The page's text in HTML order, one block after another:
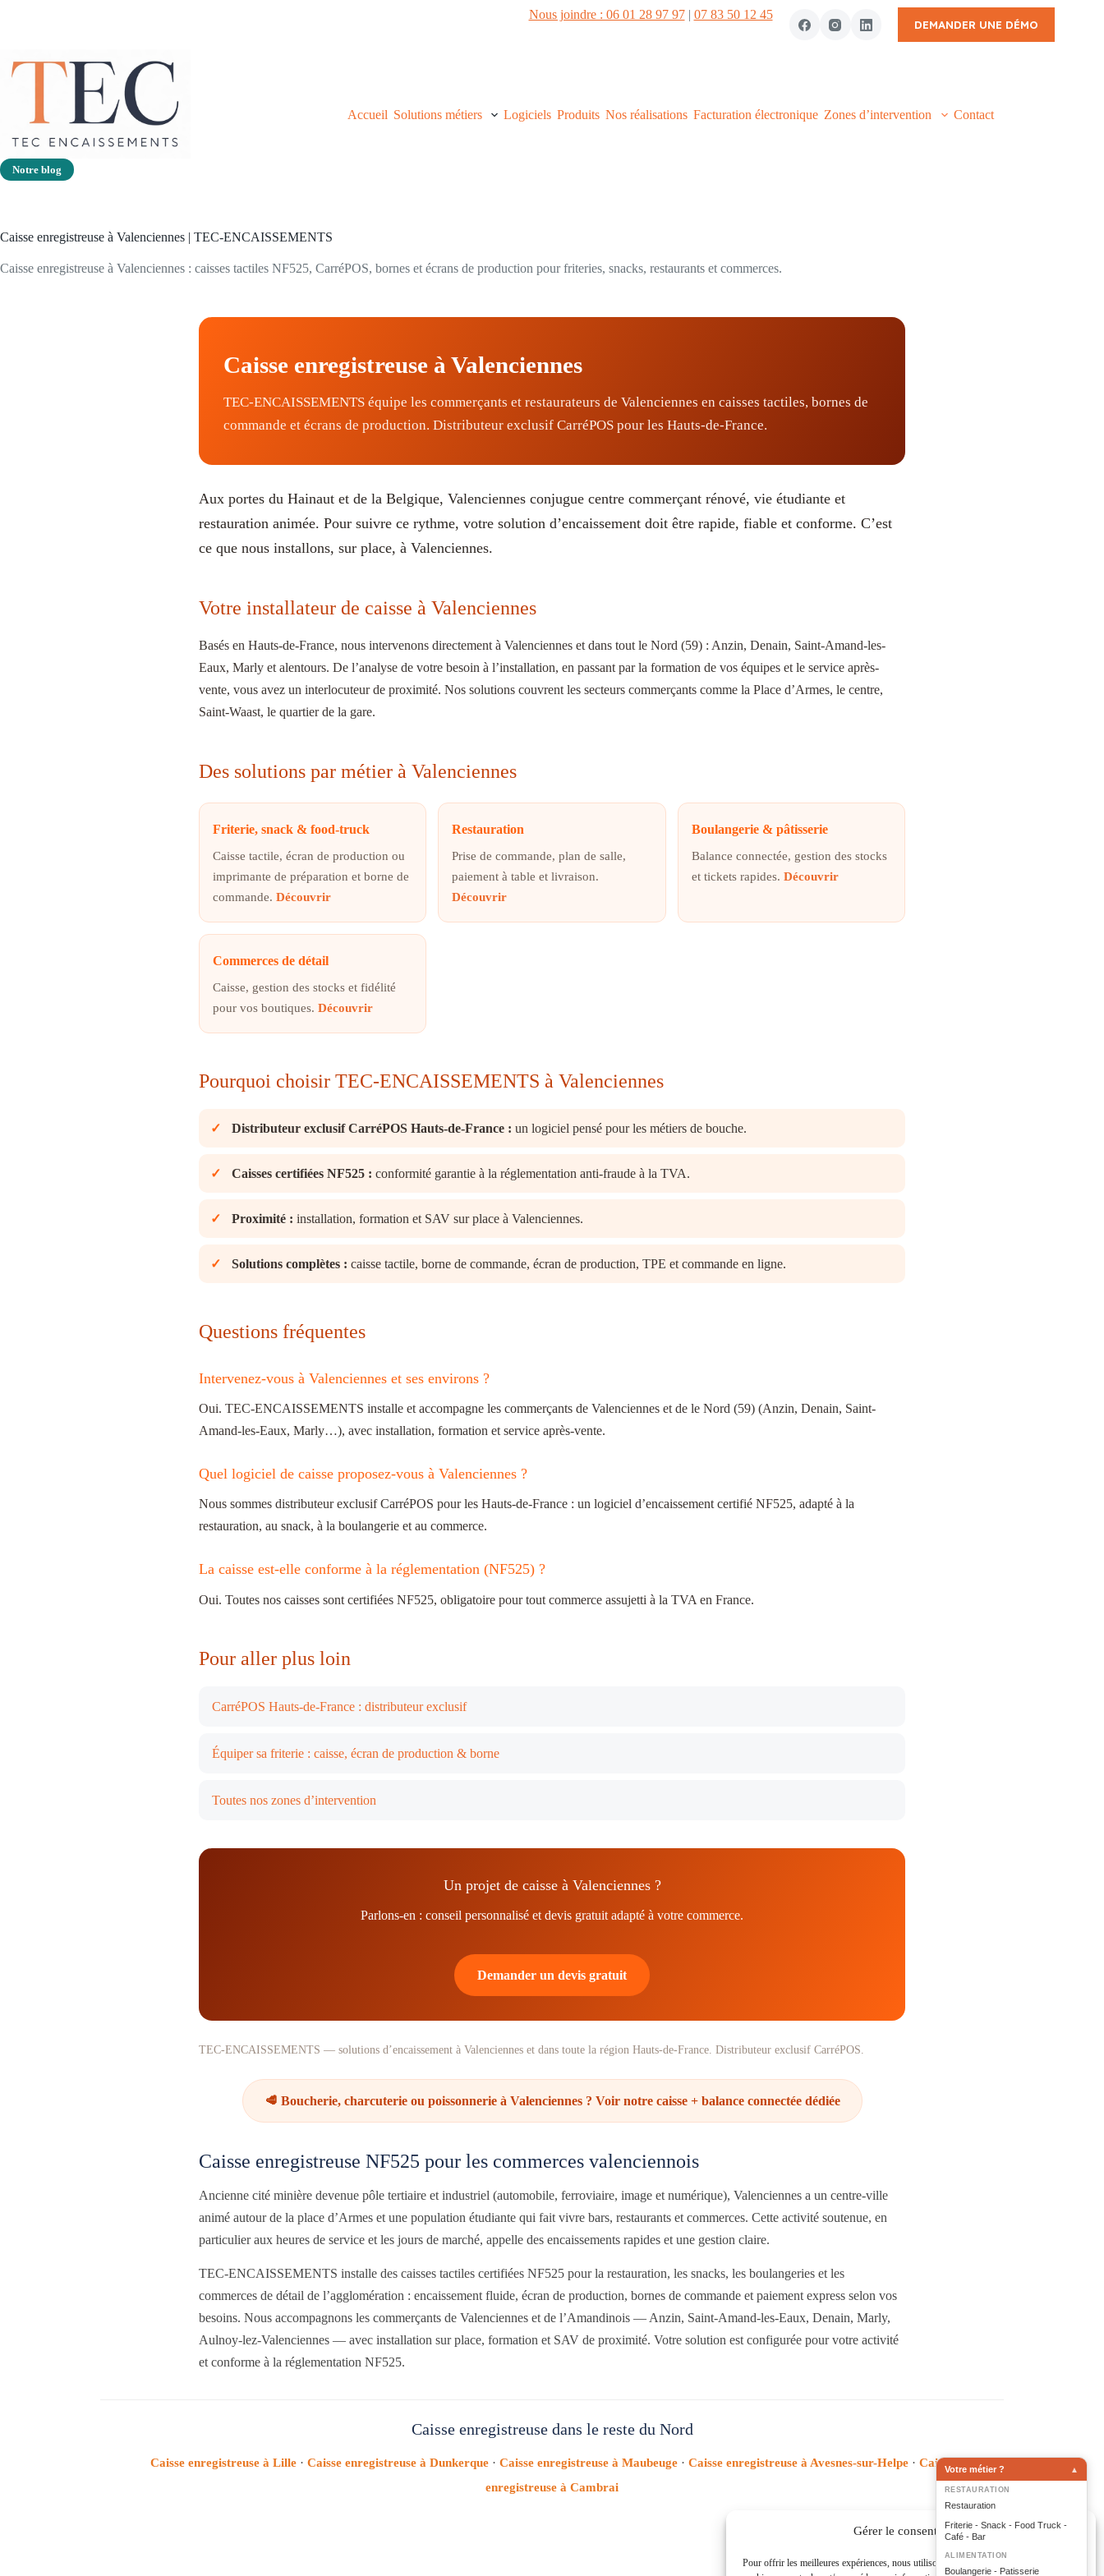
Gérer le consentement
Pour offrir les meilleures expériences, nous utilisons des technologies telles que les
Nous joindre : 06 01 28 97 97| 07 83 50 12 45
DEMANDER UNE DÉMO
Notre blog
Accueil Solutions métiers Logiciels Produits Nos réalisations Facturation électronique Zones d’intervention Contact
Caisse enregistreuse à Valenciennes | TEC-ENCAISSEMENTS
Caisse enregistreuse à Valenciennes : caisses tactiles NF525, CarréPOS, bornes et écrans de production pour friteries, snacks, restaurants et commerces.
Caisse enregistreuse à Valenciennes
TEC-ENCAISSEMENTS équipe les commerçants et restaurateurs de Valenciennes en caisses tactiles, bornes de
commande et écrans de production. Distributeur exclusif CarréPOS pour les Hauts-de-France.
Aux portes du Hainaut et de la Belgique, Valenciennes conjugue centre commerçant rénové, vie étudiante et
restauration animée. Pour suivre ce rythme, votre solution d’encaissement doit être rapide, fiable et conforme. C’est
ce que nous installons, sur place, à Valenciennes.
Votre installateur de caisse à Valenciennes
Basés en Hauts-de-France, nous intervenons directement à Valenciennes et dans tout le Nord (59) : Anzin, Denain, Saint-Amand-les-
Eaux, Marly et alentours. De l’analyse de votre besoin à l’installation, en passant par la formation de vos équipes et le service après-
vente, vous avez un interlocuteur de proximité. Nos solutions couvrent les secteurs commerçants comme la Place d’Armes, le centre,
Saint-Waast, le quartier de la gare.
Des solutions par métier à Valenciennes
Friterie, snack & food-truck
Caisse tactile, écran de production ou
imprimante de préparation et borne de
commande. Découvrir
Restauration
Prise de commande, plan de salle,
paiement à table et livraison.
Découvrir
Boulangerie & pâtisserie
Balance connectée, gestion des stocks
et tickets rapides. Découvrir
Commerces de détail
Caisse, gestion des stocks et fidélité
pour vos boutiques. Découvrir
Pourquoi choisir TEC-ENCAISSEMENTS à Valenciennes
Distributeur exclusif CarréPOS Hauts-de-France : un logiciel pensé pour les métiers de bouche.
Caisses certifiées NF525 : conformité garantie à la réglementation anti-fraude à la TVA.
Proximité : installation, formation et SAV sur place à Valenciennes.
Solutions complètes : caisse tactile, borne de commande, écran de production, TPE et commande en ligne.
Questions fréquentes
Intervenez-vous à Valenciennes et ses environs ?
Oui. TEC-ENCAISSEMENTS installe et accompagne les commerçants de Valenciennes et de le Nord (59) (Anzin, Denain, Saint-
Amand-les-Eaux, Marly…), avec installation, formation et service après-vente.
Quel logiciel de caisse proposez-vous à Valenciennes ?
Nous sommes distributeur exclusif CarréPOS pour les Hauts-de-France : un logiciel d’encaissement certifié NF525, adapté à la
restauration, au snack, à la boulangerie et au commerce.
La caisse est-elle conforme à la réglementation (NF525) ?
Oui. Toutes nos caisses sont certifiées NF525, obligatoire pour tout commerce assujetti à la TVA en France.
Pour aller plus loin
CarréPOS Hauts-de-France : distributeur exclusif
Équiper sa friterie : caisse, écran de production & borne
Toutes nos zones d’intervention
Un projet de caisse à Valenciennes ?
Parlons-en : conseil personnalisé et devis gratuit adapté à votre commerce.
Demander un devis gratuit
TEC-ENCAISSEMENTS — solutions d’encaissement à Valenciennes et dans toute la région Hauts-de-France. Distributeur exclusif CarréPOS.
🥩 Boucherie, charcuterie ou poissonnerie à Valenciennes ? Voir notre caisse + balance connectée dédiée
Caisse enregistreuse NF525 pour les commerces valenciennois
Ancienne cité minière devenue pôle tertiaire et industriel (automobile, ferroviaire, image et numérique), Valenciennes a un centre-ville
animé autour de la place d’Armes et une population étudiante qui fait vivre bars, restaurants et commerces. Cette activité soutenue, en
particulier aux heures de service et les jours de marché, appelle des encaissements rapides et une gestion claire.
TEC-ENCAISSEMENTS installe des caisses tactiles certifiées NF525 pour la restauration, les snacks, les boulangeries et les
commerces de détail de l’agglomération : encaissement fluide, écran de production, bornes de commande et paiement express selon vos
besoins. Nous accompagnons les commerçants de Valenciennes et de l’Amandinois — Anzin, Saint-Amand-les-Eaux, Denain, Marly,
Aulnoy-lez-Valenciennes — avec installation sur place, formation et SAV de proximité. Votre solution est configurée pour votre activité
et conforme à la réglementation NF525.
Caisse enregistreuse dans le reste du Nord
Caisse enregistreuse à Lille · Caisse enregistreuse à Dunkerque · Caisse enregistreuse à Maubeuge · Caisse enregistreuse à Avesnes-sur-Helpe · Caisse
enregistreuse à Cambrai
Votre métier ? ▲
RESTAURATION
Restauration
Friterie - Snack - Food Truck -
Café - Bar
ALIMENTATION
Boulangerie - Patisserie